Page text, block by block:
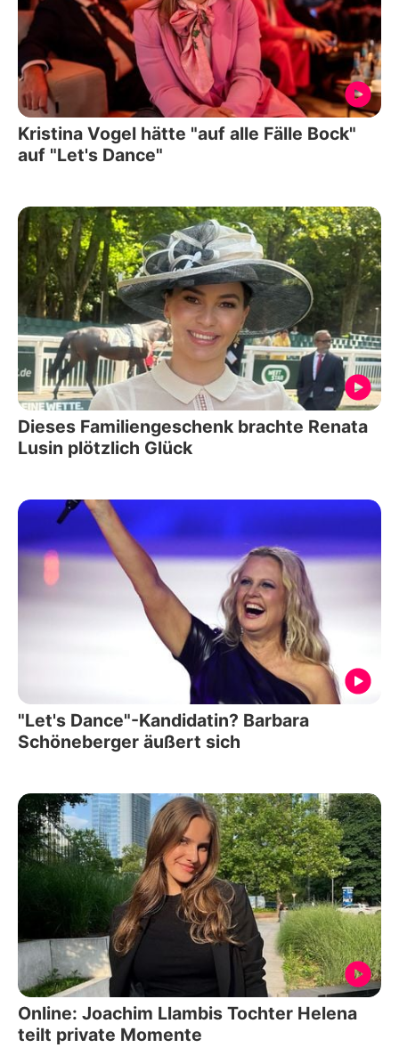
Kristina Vogel hätte "auf alle Fälle Bock"
auf "Let's Dance"
Dieses Familiengeschenk brachte Renata
Lusin plötzlich Glück
"Let's Dance"-Kandidatin? Barbara
Schöneberger äußert sich
Online: Joachim Llambis Tochter Helena
teilt private Momente